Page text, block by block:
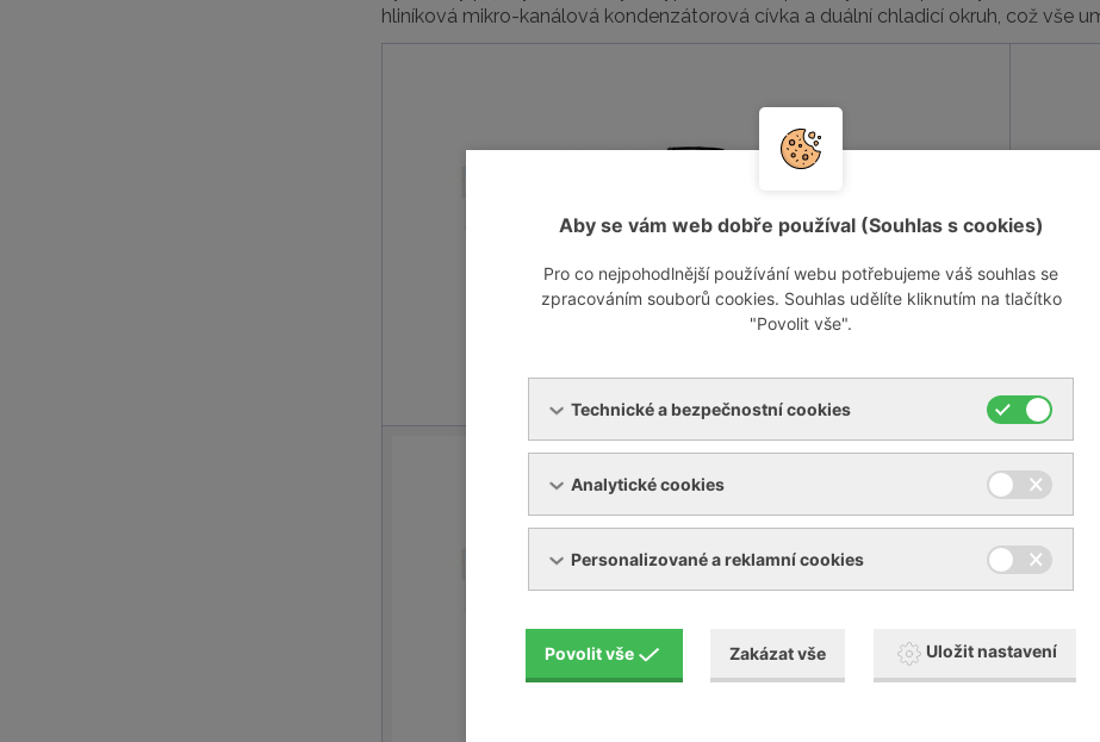
hliníková mikro-kanálová kondenzátorová cívka a duální chladicí okruh, což vše
Aby se vám web dobře používal (Souhlas s cookies)
Pro co nejpohodlnější používání webu potřebujeme váš souhlas se
zpracováním souborů cookies. Souhlas udělíte kliknutím na tlačítko
"Povolit vše".
Technické a bezpečnostní cookies
Analytické cookies
Personalizované a reklamní cookies
Povolit vše Zakázat vše Uložit nastavení